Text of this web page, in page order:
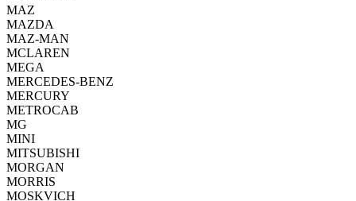
MAZ
MAZDA
MAZ-MAN
MCLAREN
MEGA
MERCEDES-BENZ
MERCURY
METROCAB
MG
MINI
MITSUBISHI
MORGAN
MORRIS
MOSKVICH